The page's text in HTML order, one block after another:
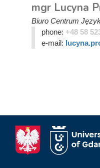
mgr Lucyna
Biuro Centrum
phone: +48 58
e-mail: